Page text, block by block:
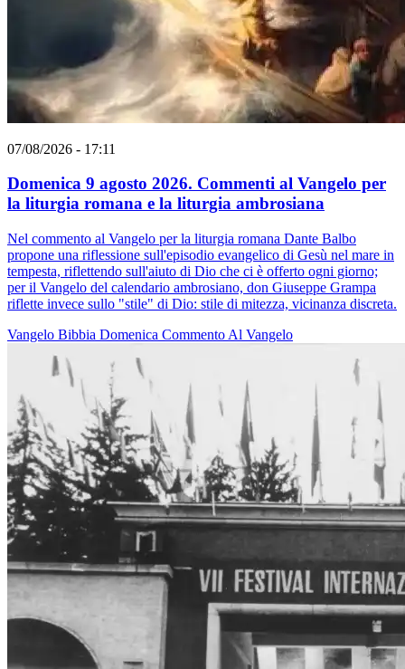
07/08/2026 - 17:11
Domenica 9 agosto 2026. Commenti al Vangelo per
la liturgia romana e la liturgia ambrosiana
Nel commento al Vangelo per la liturgia romana Dante Balbo
propone una riflessione sull'episodio evangelico di Gesù nel mare in
tempesta, riflettendo sull'aiuto di Dio che ci è offerto ogni giorno;
per il Vangelo del calendario ambrosiano, don Giuseppe Grampa
riflette invece sullo "stile" di Dio: stile di mitezza, vicinanza discreta.
Vangelo Bibbia Domenica Commento Al Vangelo